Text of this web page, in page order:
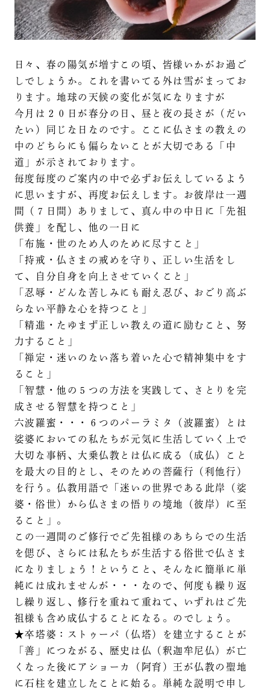
日々、春の陽気が増すこの頃、皆様いかがお過ご
しでしょうか。これを書いてる外は雪がまってお
ります。地球の天候の変化が気になりますが
今月は２０日が春分の日、昼と夜の長さが（だい
たい）同じな日なのです。ここに仏さまの教えの
中のどちらにも偏らないことが大切である「中
道」が示されております。
毎度毎度のご案内の中で必ずお伝えしているよう
に思いますが、再度お伝えします。お彼岸は一週
間（７日間）ありまして、真ん中の中日に「先祖
供養」を配し、他の一日に
「布施・世のため人のために尽すこと」
「持戒・仏さまの戒めを守り、正しい生活をし
て、自分自身を向上させていくこと」
「忍辱・どんな苦しみにも耐え忍び、おごり高ぶ
らない平静な心を持つこと」
「精進・たゆまず正しい教えの道に励むこと、努
力すること」
「禅定・迷いのない落ち着いた心で精神集中をす
ること」
「智慧・他の５つの方法を実践して、さとりを完
成させる智慧を持つこと」
六波羅蜜・・・６つのパーラミタ（波羅蜜）とは
娑婆においての私たちが元気に生活していく上で
大切な事柄、大乗仏教とは仏に成る（成仏）こと
を最大の目的とし、そのための菩薩行（利他行）
を行う。仏教用語で「迷いの世界である此岸（娑
婆・俗世）から仏さまの悟りの境地（彼岸）に至
ること」。
この一週間のご修行でご先祖様のあちらでの生活
を偲び、さらには私たちが生活する俗世で仏さま
になりましょう！ということ、そんなに簡単に単
純には成れませんが・・・なので、何度も繰り返
し繰り返し、修行を重ねて重ねて、いずれはご先
祖様も含め成仏することになる。のでしょう。
★卒塔婆：ストゥーパ（仏塔）を建立することが
「善」につながる、歴史は仏（釈迦牟尼仏）が亡
くなった後にアショーカ（阿育）王が仏教の聖地
に石柱を建立したことに始る。単純な説明で申し